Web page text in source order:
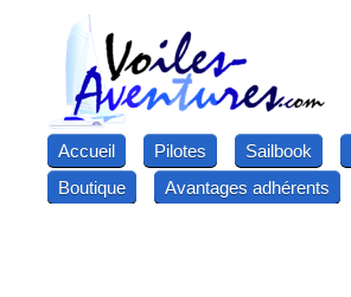
Accueil Pilotes Sailbook
Boutique
Avantages adhérents